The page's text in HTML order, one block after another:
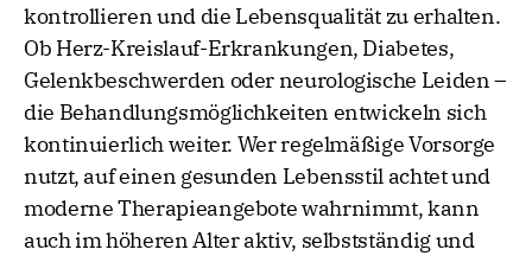
kontrollieren und die Lebensqualität zu erhalten.
Ob Herz-Kreislauf-Erkrankungen, Diabetes,
Gelenkbeschwerden oder neurologische Leiden –
die Behandlungsmöglichkeiten entwickeln sich
kontinuierlich weiter. Wer regelmäßige Vorsorge
nutzt, auf einen gesunden Lebensstil achtet und
moderne Therapieangebote wahrnimmt, kann
auch im höheren Alter aktiv, selbstständig und